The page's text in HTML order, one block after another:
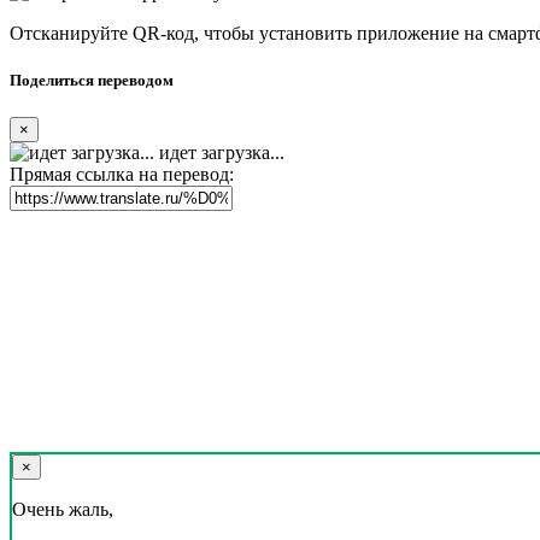
Отсканируйте QR-код, чтобы установить приложение на
Поделиться переводом
×
идет загрузка...
Прямая ссылка на перевод:
×
Очень жаль,